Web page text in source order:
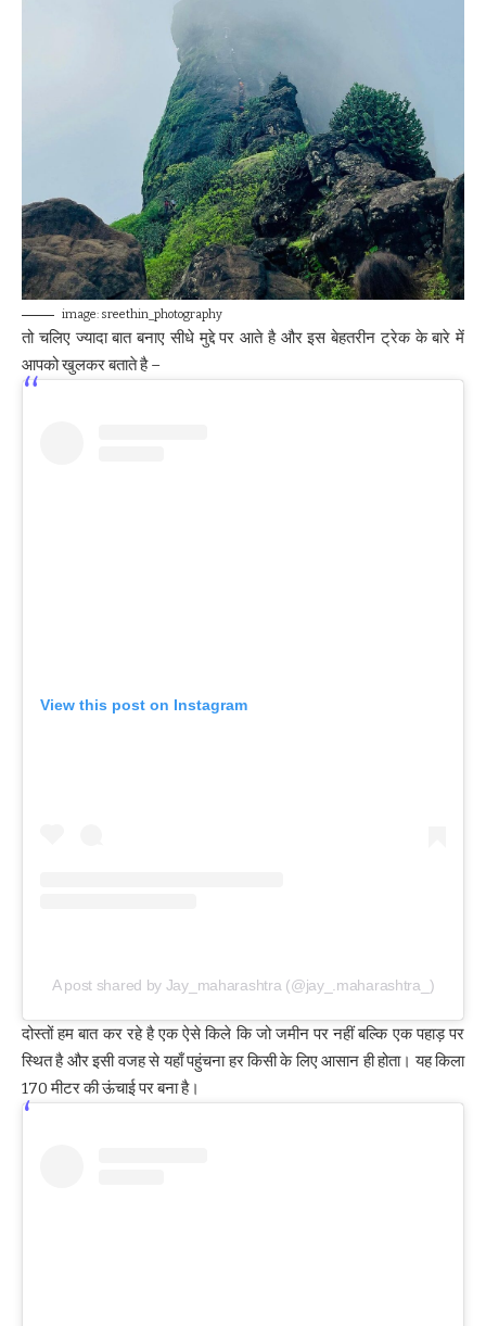
image: sreethin_photography
तो चलिए ज्यादा बात बनाए सीधे मुद्दे पर आते है और इस बेहतरीन ट्रेक के बारे में
आपको खुलकर बताते है –
View this post on Instagram
A post shared by Jay_maharashtra (@jay_.maharashtra_)
दोस्तों हम बात कर रहे है एक ऐसे किले कि जो जमीन पर नहीं बल्कि एक पहाड़ पर
स्थित है और इसी वजह से यहाँ पहुंचना हर किसी के लिए आसान ही होता। यह किला
170 मीटर की ऊंचाई पर बना है।